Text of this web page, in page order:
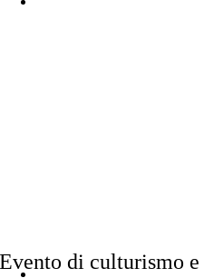
Evento di culturismo